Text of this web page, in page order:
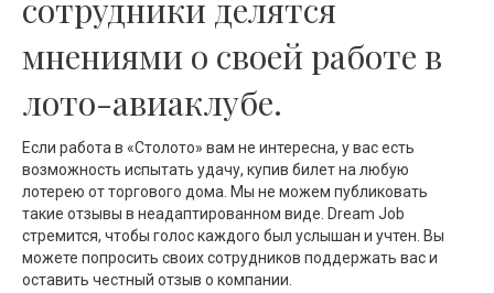
сотрудники делятся
мнениями о своей работе в
лото-авиаклубе.
Если работа в «Столото» вам не интересна, у вас есть
возможность испытать удачу, купив билет на любую
лотерею от торгового дома. Мы не можем публиковать
такие отзывы в неадаптированном виде. Dream Job
стремится, чтобы голос каждого был услышан и учтен. Вы
можете попросить своих сотрудников поддержать вас и
оставить честный отзыв о компании.